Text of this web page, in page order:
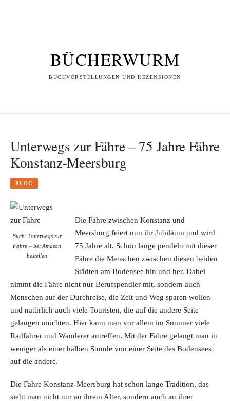
BÜCHERWURM
BUCHVORSTELLUNGEN UND REZENSIONEN
Unterwegs zur Fähre – 75 Jahre Fähre
Konstanz-Meersburg
BLOG
Buch: Unterwegs zur
Fähre – bei Amazon
bestellen
Die Fähre zwischen Konstanz und
Meersburg feiert nun ihr Jubiläum und wird
75 Jahre alt. Schon lange pendeln mit dieser
Fähre die Menschen zwischen diesen beiden
Städten am Bodensee hin und her. Dabei
nimmt die Fähre nicht nur Berufspendler mit, sondern auch
Menschen auf der Durchreise, die Zeit und Weg sparen wollen
und natürlich auch viele Touristen, die auf die andere Seite
gelangen möchten. Hier kann man vor allem im Sommer viele
Radfahrer und Wanderer antreffen. Mit der Fähre gelangt man in
weniger als einer halben Stunde von einer Seite des Bodensees
auf die andere.
Die Fähre Konstanz-Meersburg hat schon lange Tradition, das
sieht man nicht nur an ihrem Alter, sondern auch an ihrer